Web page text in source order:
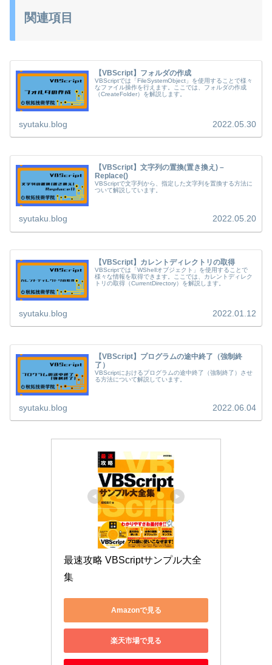
関連項目
【VBScript】フォルダの作成
VBScriptでは「FileSystemObject」を使用することで様々
なファイル操作を行えます。ここでは、フォルダの作成
（CreateFolder）を解説します。
syutaku.blog 2022.05.30
【VBScript】文字列の置換(置き換え) –
Replace()
VBScriptで文字列から、指定した文字列を置換する方法に
ついて解説しています。
syutaku.blog 2022.05.20
【VBScript】カレントディレクトリの取得
VBScriptでは「WShellオブジェクト」を使用することで
様々な情報を取得できます。ここでは、カレントディレク
トリの取得（CurrentDirectory）を解説します。
syutaku.blog 2022.01.12
【VBScript】プログラムの途中終了（強制終
了）
VBScriptにおけるプログラムの途中終了（強制終了）させ
る方法について解説しています。
syutaku.blog 2022.06.04
最速攻略 VBScriptサンプル大全
集
Amazonで見る
楽天市場で見る